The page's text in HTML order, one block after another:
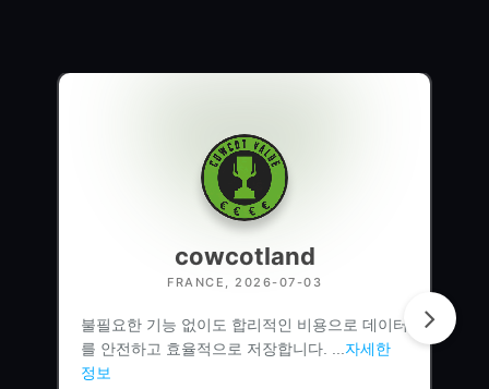
cowcotland
FRANCE, 2026-07-03
불필요한 기능 없이도 합리적인 비용으로 데이터
를 안전하고 효율적으로 저장합니다. ... 자세한
정보